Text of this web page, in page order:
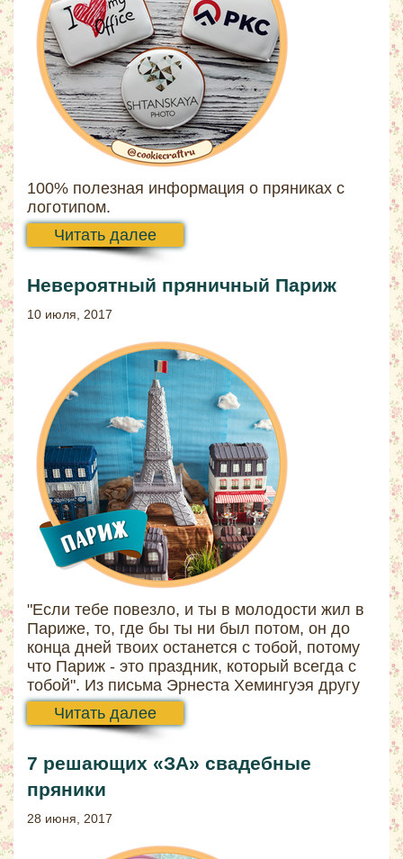
100% полезная информация о пряниках с
логотипом.
Читать далее
Невероятный пряничный Париж
10 июля, 2017
"Если тебе повезло, и ты в молодости жил в
Париже, то, где бы ты ни был потом, он до
конца дней твоих останется с тобой, потому
что Париж - это праздник, который всегда с
тобой". Из письма Эрнеста Хемингуэя другу
Читать далее
7 решающих «ЗА» свадебные
пряники
28 июня, 2017